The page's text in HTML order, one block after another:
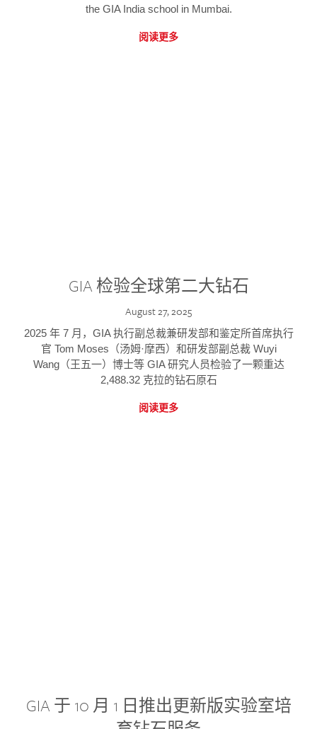
the GIA India school in Mumbai.
阅读更多
GIA 检验全球第二大钻石
August 27, 2025
2025 年 7 月，GIA 执行副总裁兼研发部和鉴定所首席执行
官 Tom Moses（汤姆·摩西）和研发部副总裁 Wuyi
Wang（王五一）博士等 GIA 研究人员检验了一颗重达
2,488.32 克拉的钻石原石
阅读更多
GIA 于 10 月 1 日推出更新版实验室培